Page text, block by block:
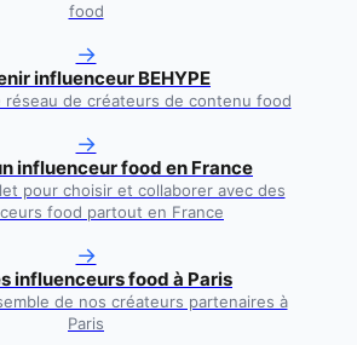
food
→
influenceur BEHYPE
réseau de créateurs de contenu food
→
influenceur food en France
pour choisir et collaborer avec des
food partout en France
→
influenceurs food à Paris
de nos créateurs partenaires à
Paris